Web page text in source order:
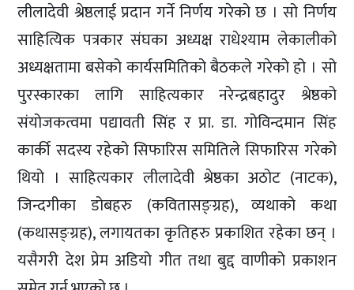
लीलादेवी श्रेष्ठलाई प्रदान गर्ने निर्णय गरेको छ । सो निर्णय
साहित्यिक पत्रकार संघका अध्यक्ष राधेश्याम लेकालीको
अध्यक्षतामा बसेको कार्यसमितिको बैठकले गरेको हो । सो
पुरस्कारका लागि साहित्यकार नरेन्द्रबहादुर श्रेष्ठको
संयोजकत्वमा पद्यावती सिंह र प्रा. डा. गोविन्दमान सिंह
कार्की सदस्य रहेको सिफारिस समितिले सिफारिस गरेको
थियो । साहित्यकार लीलादेवी श्रेष्ठका अठोट (नाटक),
जिन्दगीका डोबहरु (कवितासङ्ग्रह), व्यथाको कथा
(कथासङ्ग्रह), लगायतका कृतिहरु प्रकाशित रहेका छन् ।
यसैगरी देश प्रेम अडियो गीत तथा बुद्द वाणीको प्रकाशन